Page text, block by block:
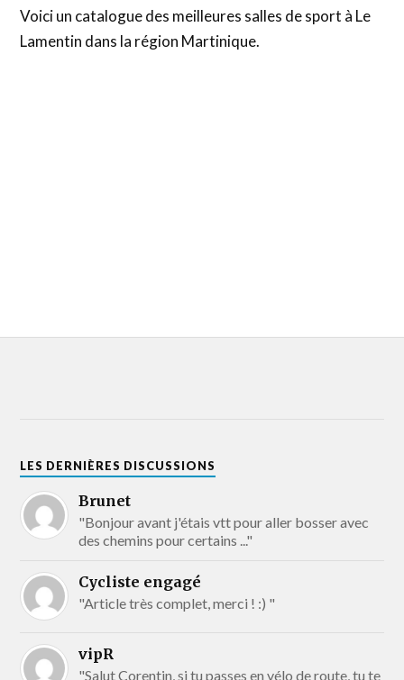
Voici un catalogue des meilleures salles de sport à Le
Lamentin dans la région Martinique.
LES DERNIÈRES DISCUSSIONS
Brunet
"Bonjour avant j'étais vtt pour aller bosser avec
des chemins pour certains ..."
Cycliste engagé
"Article très complet, merci ! :) "
vipR
"Salut Corentin, si tu passes en vélo de route, tu te